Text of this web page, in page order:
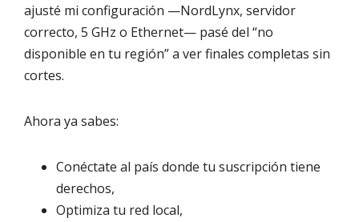
ajusté mi configuración —NordLynx, servidor
correcto, 5 GHz o Ethernet— pasé del “no
disponible en tu región” a ver finales completas sin
cortes.
Ahora ya sabes:
Conéctate al país donde tu suscripción tiene
derechos,
Optimiza tu red local,